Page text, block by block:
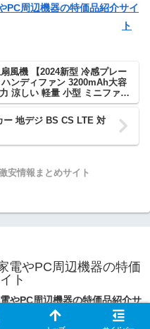
PC周辺機器の特価品紹介サイ
ト
風機 【2024新型 冷感プレー
ンディファン 3200mAh大容
涼しい 軽量 小型 ミニファン
風機 ハンディ扇風機 熱中症対
観戦/オフィス/テレワークな
ト ギフト (ネイビー)
ー 地デジ BS CS LTE 対
安情報まとめサイト
電やPC周辺機器の特価
ト
やPC周辺機器の特価品紹介サ